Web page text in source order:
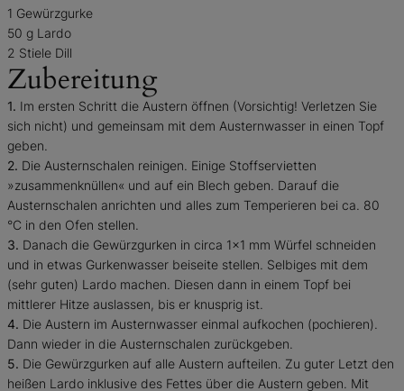
1 Gewürzgurke
50 g Lardo
2 Stiele Dill
Zubereitung
1. Im ersten Schritt die Austern öffnen (Vorsichtig! Verletzen Sie
sich nicht) und gemeinsam mit dem Austernwasser in einen Topf
geben.
2. Die Austernschalen reinigen. Einige Stoffservietten
»zusammenknüllen« und auf ein Blech geben. Darauf die
Austernschalen anrichten und alles zum Temperieren bei ca. 80
°C in den Ofen stellen.
3. Danach die Gewürzgurken in circa 1×1 mm Würfel schneiden
und in etwas Gurkenwasser beiseite stellen. Selbiges mit dem
(sehr guten) Lardo machen. Diesen dann in einem Topf bei
mittlerer Hitze auslassen, bis er knusprig ist.
4. Die Austern im Austernwasser einmal aufkochen (pochieren).
Dann wieder in die Austernschalen zurückgeben.
5. Die Gewürzgurken auf alle Austern aufteilen. Zu guter Letzt den
heißen Lardo inklusive des Fettes über die Austern geben. Mit